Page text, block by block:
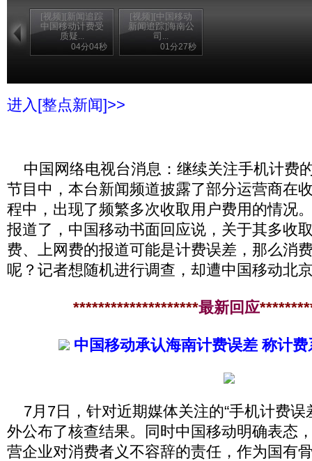
[视频][新闻追踪
中国移动计费受
质疑...
04分04秒
[视频][中国移动
新闻追踪]海南公
司...
01分27秒
进入[整点新闻]>>
中国网络电视台消息：继续关注手机计费
节目中，本台新闻频道披露了部分运营商在
程中，出现了频繁多次收取用户费用的情况
报道了，中国移动书面回应说，关于其多收
费、上网费的报道可能是计费误差，那么消
呢？记者想随机进行调查，却遭中国移动北
********************最新回应
中国移动承认海南计费误差 称计
7月7日，针对近期媒体关注的“手机计费误
外公布了核查结果。同时中国移动明确表态
营企业对消费者义不容辞的责任，作为国有